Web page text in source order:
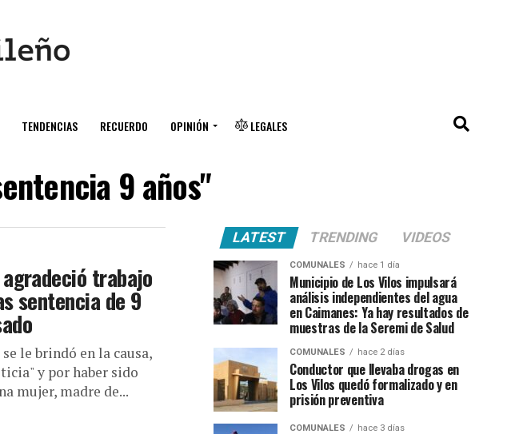
TENDENCIAS RECUERDO OPINIÓN LEGALES
9 años"
trabajo
sentencia de 9
le brindó en la causa,
y por haber sido
mujer, madre de...
LATEST TRENDING VIDEOS
COMUNALES hace 1 día
Municipio de Los Vilos impulsará
análisis independientes del agua
en Caimanes: Ya hay resultados de
muestras de la Seremi de Salud
COMUNALES hace 2 días
Conductor que llevaba drogas en
Los Vilos quedó formalizado y en
prisión preventiva
COMUNALES hace 3 días